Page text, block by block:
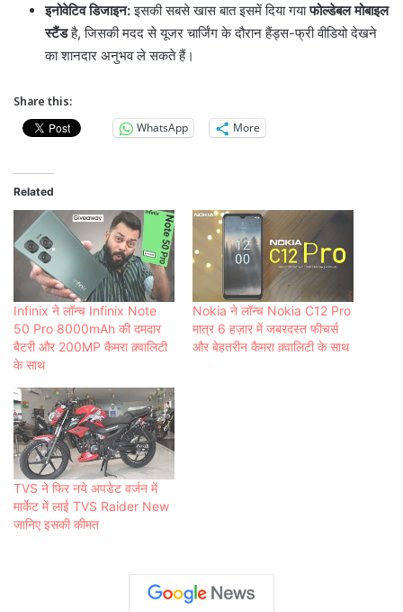
इनोवेटिव डिजाइन:इसकी सबसे खास बात इसमें दिया गयाफोल्डेबल मोबाइल
स्टैंडहै, जिसकी मदद से यूजर चार्जिंग के दौरान हैंड्स-फ्री वीडियो देखने
का शानदार अनुभव ले सकते हैं।
Share this:
WhatsApp
More
Related
Infinix ने लॉन्च Infinix Note
50 Pro 8000mAh की दमदार
बैटरी और 200MP कैमरा क़्वालिटी
के साथ
Nokia ने लॉन्च Nokia C12 Pro
मात्र 6 हज़ार में जबरदस्त फीचर्स
और बेहतरीन कैमरा क़्वालिटी के साथ
TVS ने फिर नये अपडेट वर्जन में
मार्केट में लाई TVS Raider New
जानिए इसकी कीमत